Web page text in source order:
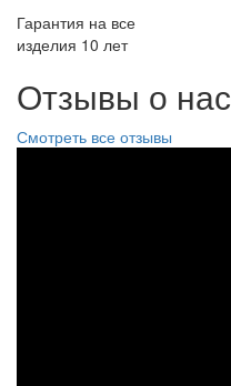
Гарантия на все
изделия 10 лет
Отзывы о нас
Смотреть все отзывы